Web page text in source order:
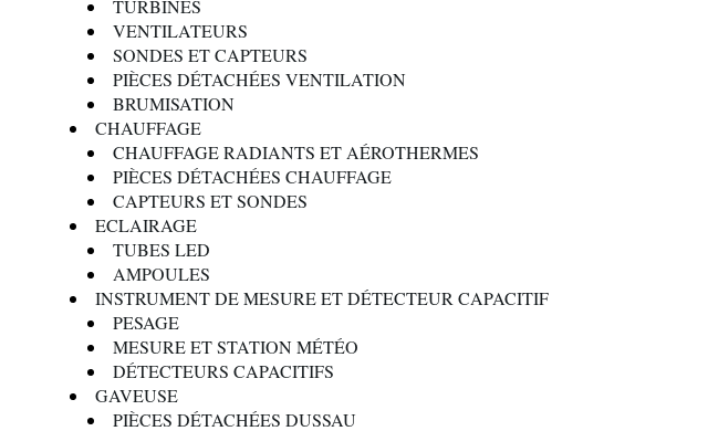
TURBINES
VENTILATEURS
SONDES ET CAPTEURS
PIÈCES DÉTACHÉES VENTILATION
BRUMISATION
CHAUFFAGE
CHAUFFAGE RADIANTS ET AÉROTHERMES
PIÈCES DÉTACHÉES CHAUFFAGE
CAPTEURS ET SONDES
ECLAIRAGE
TUBES LED
AMPOULES
INSTRUMENT DE MESURE ET DÉTECTEUR CAPACITIF
PESAGE
MESURE ET STATION MÉTÉO
DÉTECTEURS CAPACITIFS
GAVEUSE
PIÈCES DÉTACHÉES DUSSAU